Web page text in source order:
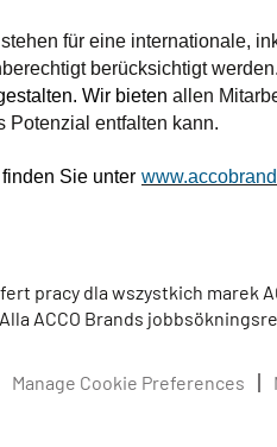
für eine internationale,
berücksichtigt werden.
Wir bieten allen
Potenzial entfalten kann.
finden Sie unter
pracy dla wszystkich marek
Alla ACCO Brands
Manage Cookie Preferences